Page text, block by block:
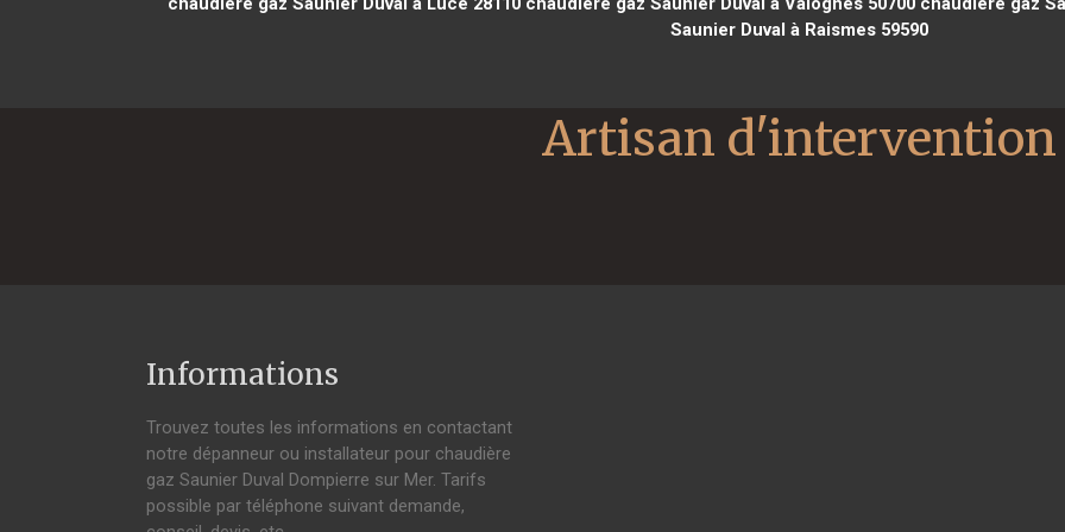
Saunier Duval à Raismes 59590
Informations
Trouvez toutes les informations en contactant
notre dépanneur ou installateur pour chaudière
gaz Saunier Duval Dompierre sur Mer. Tarifs
possible par téléphone suivant demande,
Artisan d'intervention